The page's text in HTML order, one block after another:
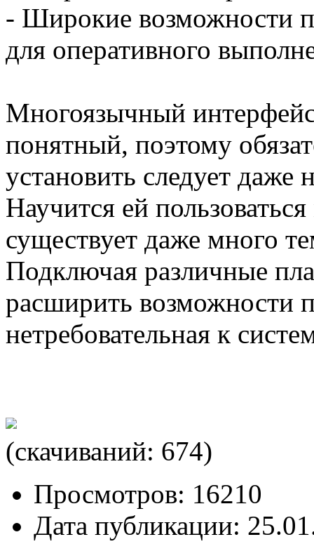
- Широкие возможности
для оперативного
Многоязычный
понятный, поэтому
установить следует
Научится ей
существует даже много
Подключая различные
расширить возможности
нетребовательная к
(cкачиваний: 674)
Просмотров: 16210
Дата публикации: